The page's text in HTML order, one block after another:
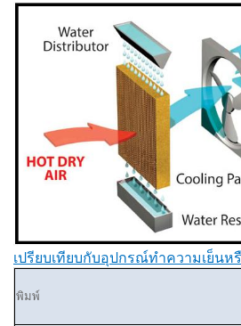
เปรียบเทียบกับอุปกรณ์ทำความเย็นห
พิมพ์